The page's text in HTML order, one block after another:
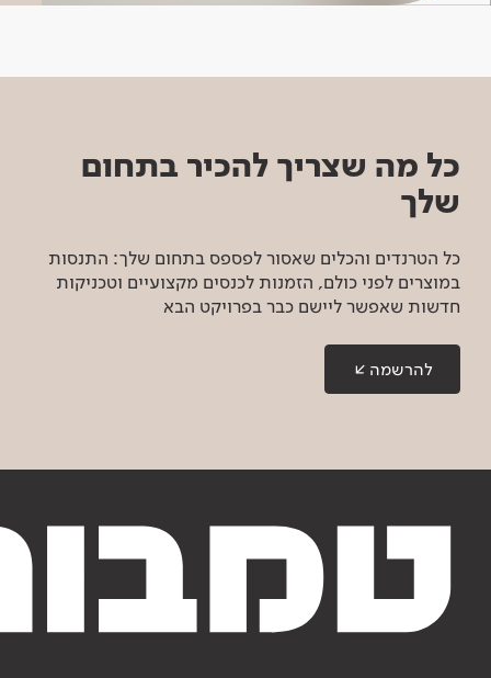
כל מה שצריך להכיר בתחום
שלך
כל הטרנדים והכלים שאסור לפספס בתחום שלך: התנסות
במוצרים לפני כולם, הזמנות לכנסים מקצועיים וטכניקות
חדשות שאפשר ליישם כבר בפרויקט הבא
להרשמה